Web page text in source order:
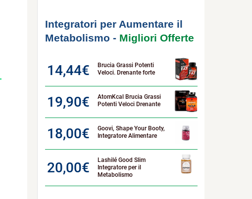
Integratori per Aumentare il
Metabolismo - Migliori Offerte
14,44€
Brucia Grassi Potenti
Veloci. Drenante forte
19,90€
AtomKcal Brucia Grassi
Potenti Veloci Drenante
18,00€
Goovi, Shape Your Booty,
Integratore Alimentare
20,00€
Lashilé Good Slim
Integratore per il
Metabolismo